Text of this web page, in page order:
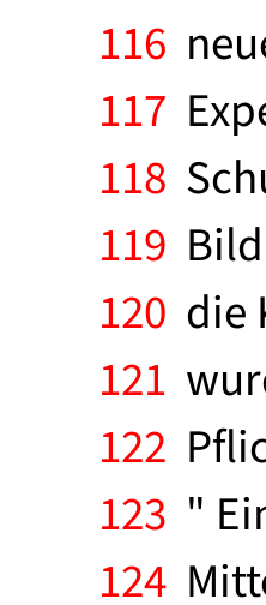
116
117
118
119
120 die
121
122
123 "
124